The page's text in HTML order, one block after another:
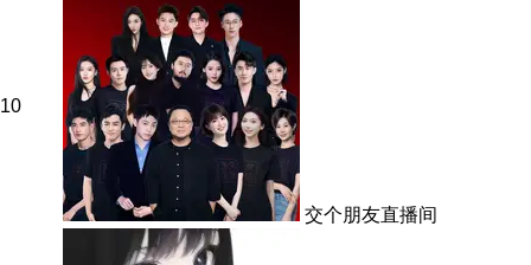
10
交个朋友直播间